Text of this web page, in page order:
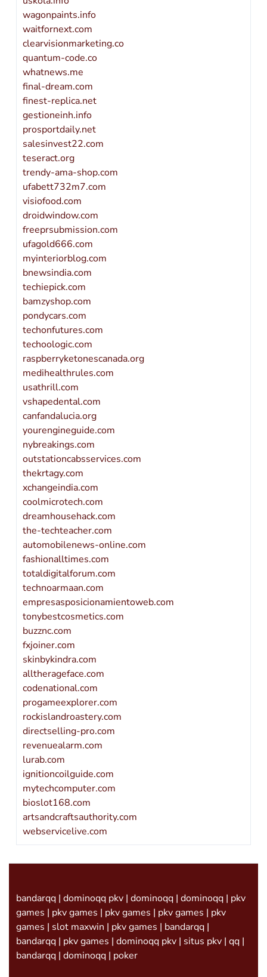
wagonpaints.info
waitfornext.com
clearvisionmarketing.co
quantum-code.co
whatnews.me
final-dream.com
finest-replica.net
gestioneinh.info
prosportdaily.net
salesinvest22.com
teseract.org
trendy-ama-shop.com
ufabett732m7.com
visiofood.com
droidwindow.com
freeprsubmission.com
ufagold666.com
myinteriorblog.com
bnewsindia.com
techiepick.com
bamzyshop.com
pondycars.com
techonfutures.com
techoologic.com
raspberryketonescanada.org
medihealthrules.com
usathrill.com
vshapedental.com
canfandalucia.org
yourengineguide.com
nybreakings.com
outstationcabsservices.com
thekrtagy.com
xchangeindia.com
coolmicrotech.com
dreamhousehack.com
the-techteacher.com
automobilenews-online.com
fashionalltimes.com
totaldigitalforum.com
technoarmaan.com
empresasposicionamientoweb.com
tonybestcosmetics.com
buzznc.com
fxjoiner.com
skinbykindra.com
alltherageface.com
codenational.com
progameexplorer.com
rockislandroastery.com
directselling-pro.com
revenuealarm.com
lurab.com
ignitioncoilguide.com
mytechcomputer.com
bioslot168.com
artsandcraftsauthority.com
webservicelive.com
bandarqq | dominoqq pkv | dominoqq | dominoqq | pkv
games | pkv games | pkv games | pkv games | pkv
games | slot maxwin | pkv games | bandarqq |
bandarqq | pkv games | dominoqq pkv | situs pkv | qq |
bandarqq | dominoqq | poker